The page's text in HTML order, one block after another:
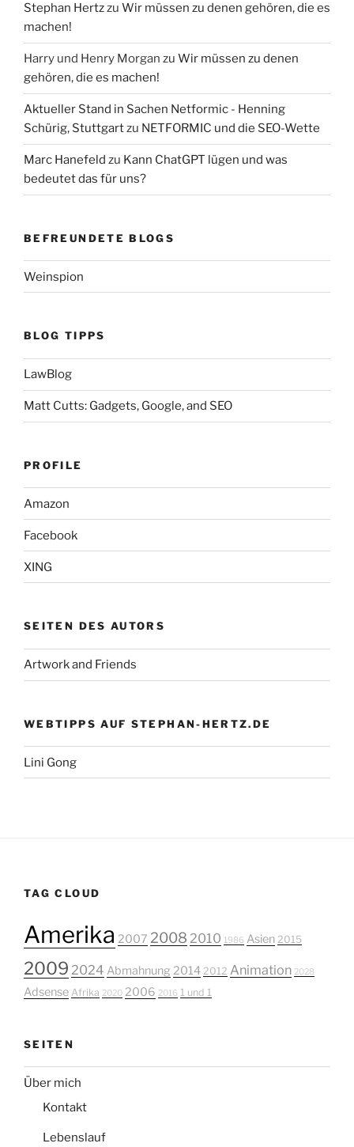
Stephan Hertzzu Wir müssen zu denen gehören, die es
machen!
Harry und Henry Morgan zu Wir müssen zu denen
gehören, die es machen!
Aktueller Stand in Sachen Netformic - Henning
Schürig, Stuttgartzu NETFORMIC und die SEO-Wette
Marc Hanefeld zu Kann ChatGPT lügen und was
bedeutet das für uns?
BEFREUNDETE BLOGS
Weinspion
BLOG TIPPS
LawBlog
Matt Cutts: Gadgets, Google, and SEO
PROFILE
Amazon
Facebook
XING
SEITEN DES AUTORS
Artwork and Friends
WEBTIPPS AUF STEPHAN-HERTZ.DE
Lini Gong
TAG CLOUD
Amerika 2007 2008 2010 1986 Asien 2015
2009 2024 Abmahnung 2014 2012 Animation 2028
Adsense Afrika 2020 2006 2016 1 und 1
SEITEN
Über mich
Kontakt
Lebenslauf